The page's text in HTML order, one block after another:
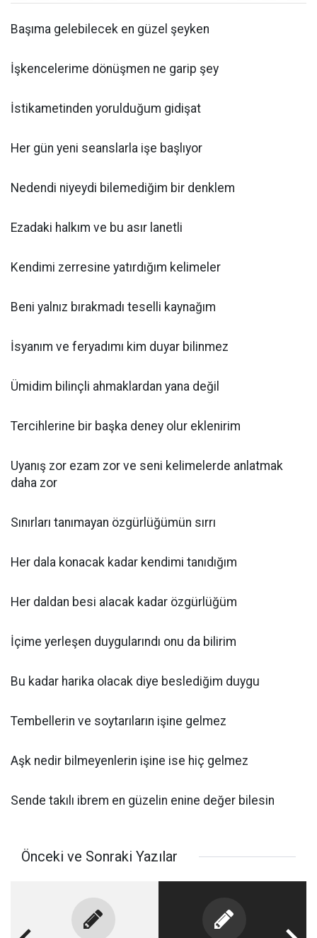
Başıma gelebilecek en güzel şeyken
İşkencelerime dönüşmen ne garip şey
İstikametinden yorulduğum gidişat
Her gün yeni seanslarla işe başlıyor
Nedendi niyeydi bilemediğim bir denklem
Ezadaki halkım ve bu asır lanetli
Kendimi zerresine yatırdığım kelimeler
Beni yalnız bırakmadı teselli kaynağım
İsyanım ve feryadımı kim duyar bilinmez
Ümidim bilinçli ahmaklardan yana değil
Tercihlerine bir başka deney olur eklenirim
Uyanış zor ezam zor ve seni kelimelerde anlatmak
daha zor
Sınırları tanımayan özgürlüğümün sırrı
Her dala konacak kadar kendimi tanıdığım
Her daldan besi alacak kadar özgürlüğüm
İçime yerleşen duygularındı onu da bilirim
Bu kadar harika olacak diye beslediğim duygu
Tembellerin ve soytarıların işine gelmez
Aşk nedir bilmeyenlerin işine ise hiç gelmez
Sende takılı ibrem en güzelin enine değer bilesin
Önceki ve Sonraki Yazılar